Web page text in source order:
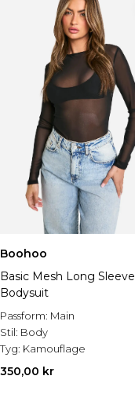
Boohoo
Basic Mesh Long Sleeve
Bodysuit
Passform: Main
Stil: Body
Tyg: Kamouflage
350,00 kr